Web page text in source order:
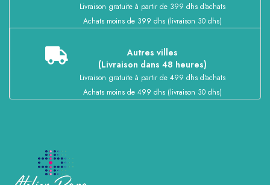
Livraison gratuite à partir de 399 dhs d'achats
Achats moins de 399 dhs (livraison 30 dhs)
Autres villes
(Livraison dans 48 heures)
Livraison gratuite à partir de 499 dhs d'achats
Achats moins de 499 dhs (livraison 30 dhs)